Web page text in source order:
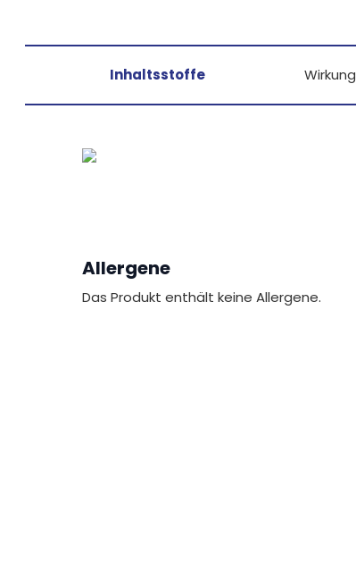
Inhaltsstoffe Wirkung
Allergene
Das Produkt enthält keine Allergene.